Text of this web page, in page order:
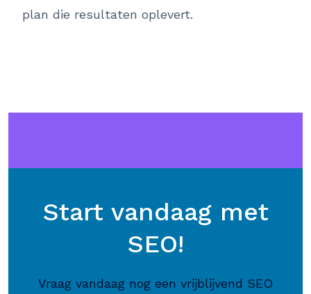
plan die resultaten oplevert.
Start vandaag met
SEO!
Vraag vandaag nog een vrijblijvend SEO